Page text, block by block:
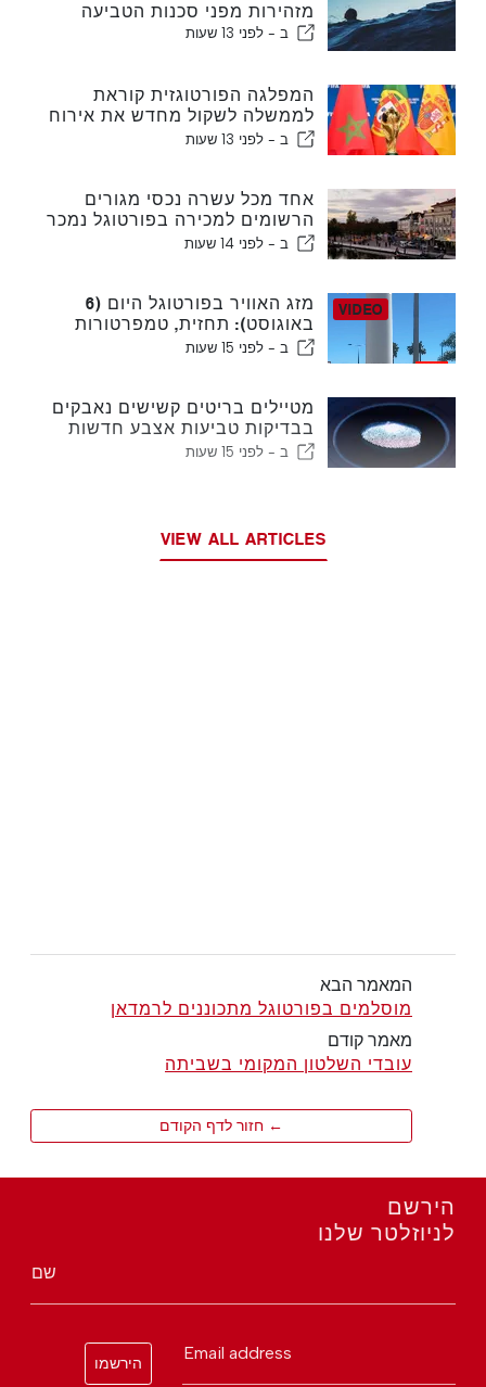
מזהירות מפני סכנות הטביעה
ב - לפני 13 שעות
המפלגה הפורטוגזית קוראת
לממשלה לשקול מחדש את אירוח
ב - לפני 13 שעות
אחד מכל עשרה נכסי מגורים
הרשומים למכירה בפורטוגל נמכר
תוך פחות משבוע
ב - לפני 14 שעות
מזג האוויר בפורטוגל היום (6
באוגוסט): תחזית, טמפרטורות
ולמה לצפות
ב - לפני 15 שעות
מטיילים בריטים קשישים נאבקים
בבדיקות טביעות אצבע חדשות
של האיחוד האירופי
ב - לפני 15 שעות
VIEW ALL ARTICLES
המאמר הבא
מוסלמים בפורטוגל מתכוננים לרמדאן
מאמר קודם
עובדי השלטון המקומי בשביתה
← חזור לדף הקודם
הירשם
לניוזלטר שלנו
שם
Email address
הירשמו